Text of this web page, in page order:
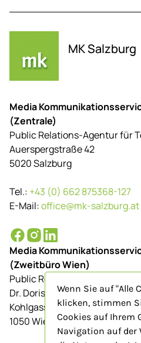
MK Salzburg
Media
(Zentrale)
Public Relations-Agentur für
Auerspergstraße 42
5020 Salzburg
Tel.: +43 (0) 662 875368-127
E-Mail:office@mk-salzburg.at
Media
(Zweitbüro Wien)
Public Relations-Agentur für
Dr. Doris Schenkenfelder
Kohlgasse 9/Top 23
1050 Wien
Wenn Sie auf "Alle
klicken, stimmen
Cookies auf Ihrem
Navigation auf der